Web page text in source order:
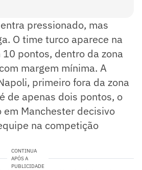
pressionado, mas
O time turco aparece na
10 pontos, dentro da zona
margem mínima. A
primeiro fora da zona
de apenas dois pontos, o
em Manchester decisivo
na competição
CONTINUA
APÓS A
PUBLICIDADE